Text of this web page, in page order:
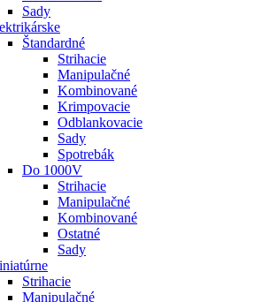
Sady
Štandardné
Strihacie
Manipulačné
Kombinované
Krimpovacie
Odblankovacie
Sady
Spotrebák
Do 1000V
Strihacie
Manipulačné
Kombinované
Ostatné
Sady
Strihacie
Manipulačné